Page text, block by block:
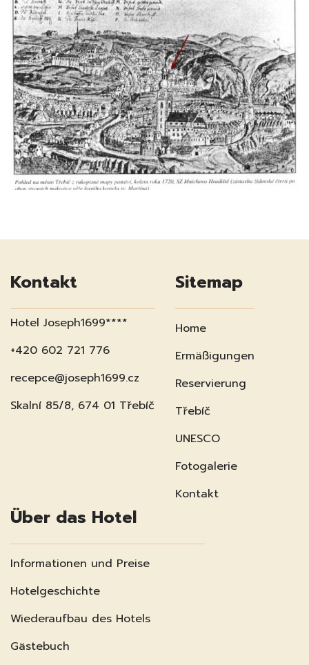
Kontakt
Hotel Joseph1699****
+420 602 721 776
recepce@joseph1699.cz
Skalní 85/8, 674 01 Třebíč
Sitemap
Home
Ermäßigungen
Reservierung
Třebíč
UNESCO
Fotogalerie
Kontakt
Über das Hotel
Informationen und Preise
Hotelgeschichte
Wiederaufbau des Hotels
Gästebuch